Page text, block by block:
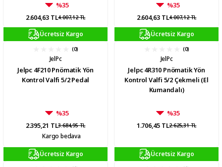
%35
2.604,63 TL4.007,12 TL
%35
2.604,63 TL4.007,12 TL
Ücretsiz Kargo
(0)
JelPc
Jelpc 4F210 Pnömatik Yön
Kontrol Valfi 5/2 Pedal
%35
2.395,21 TL3.684,95 TL
Kargo bedava
Ücretsiz Kargo
(0)
JelPc
Jelpc 4R310 Pnömatik Yön
Kontrol Valfi 5/2 Çekmeli (El
Kumandalı)
%35
1.706,45 TL2.625,31 TL
Ücretsiz Kargo Ücretsiz Kargo